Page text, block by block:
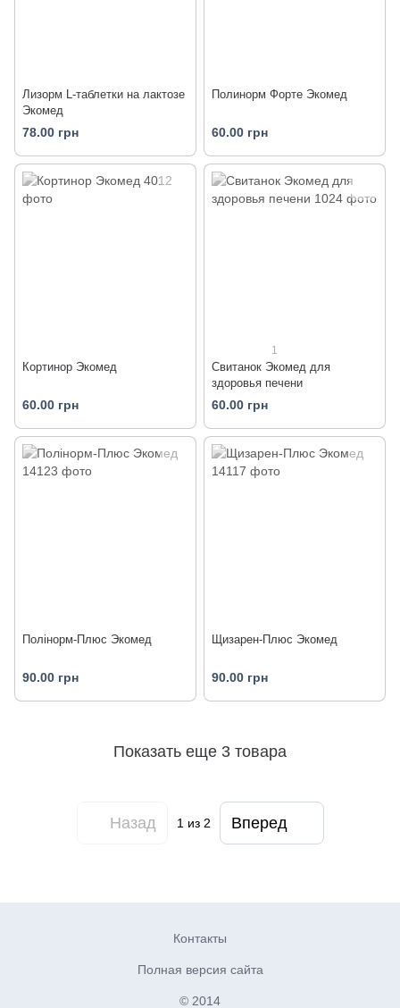
Лизорм L-таблетки на лактозе
Экомед
78.00 грн
Полинорм Форте Экомед
60.00 грн
Кортинор Экомед
60.00 грн
1
Свитанок Экомед для
здоровья печени
60.00 грн
Полінорм-Плюс Экомед
90.00 грн
Щизарен-Плюс Экомед
90.00 грн
Показать еще 3 товара
Назад 1из 2 Вперед
Контакты
Полная версия сайта
© 2014